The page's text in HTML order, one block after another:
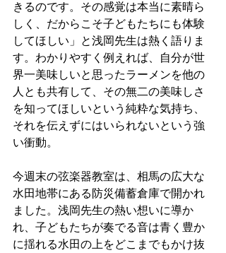
きるのです。その感覚は本当に素晴ら
しく、だからこそ子どもたちにも体験
してほしい」と浅岡先生は熱く語りま
す。わかりやすく例えれば、自分が世
界一美味しいと思ったラーメンを他の
人とも共有して、その無二の美味しさ
を知ってほしいという純粋な気持ち、
それを伝えずにはいられないという強
い衝動。
今週末の弦楽器教室は、相馬の広大な
水田地帯にある防災備蓄倉庫で開かれ
ました。浅岡先生の熱い想いに導か
れ、子どもたちが奏でる音は青く豊か
に揺れる水田の上をどこまでもかけ抜